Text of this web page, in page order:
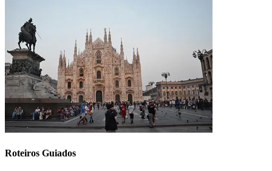
Roteiros Guiados